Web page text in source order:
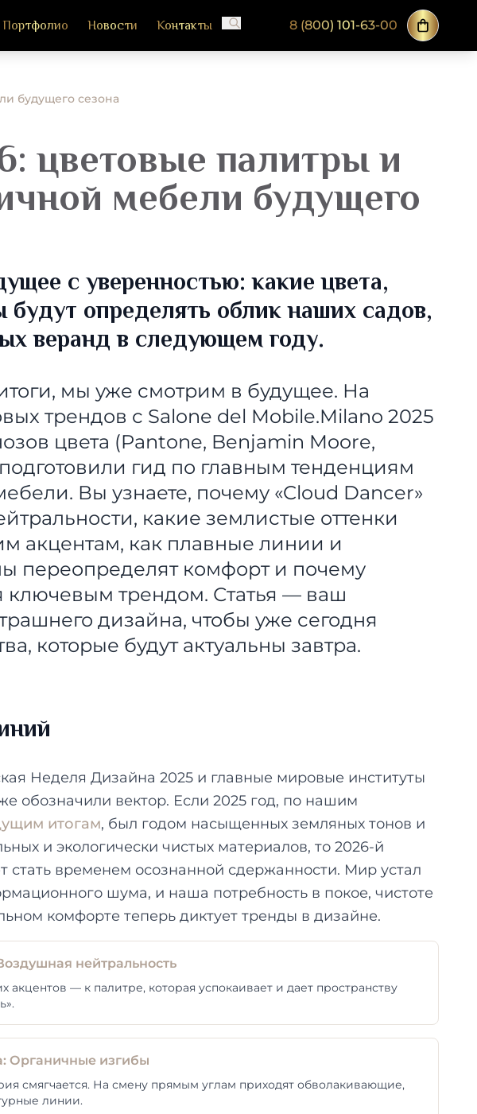
Портфолио Новости Контакты 8 (800) 101-63-00
будущего сезона
цветовые палитры и
мебели будущего
с уверенностью: какие цвета,
определять облик наших садов,
веранд в следующем году.
мы уже смотрим в будущее. На
трендов с Salone del Mobile.Milano 2025
цвета (Pantone, Benjamin Moore,
гид по главным тенденциям
Вы узнаете, почему «Cloud Dancer»
какие землистые оттенки
акцентам, как плавные линии и
переопределят комфорт и почему
ключевым трендом. Статья — ваш
дизайна, чтобы уже сегодня
которые будут актуальны завтра.
Неделя Дизайна 2025 и главные мировые институты
обозначили вектор. Если 2025 год, по нашим
итогам, был годом насыщенных земляных тонов и
и экологически чистых материалов, то 2026-й
стать временем осознанной сдержанности. Мир устал
шума, и наша потребность в покое, чистоте
комфорте теперь диктует тренды в дизайне.
нейтральность
акцентов — к палитре, которая успокаивает и дает пространству
Органичные изгибы
смягчается. На смену прямым углам приходят обволакивающие,
линии.